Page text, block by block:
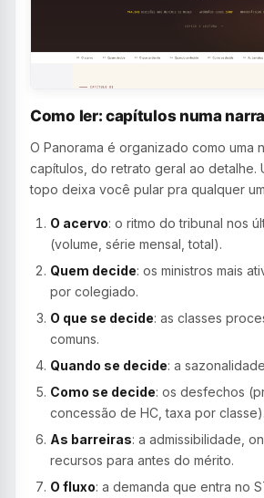
Como ler: capítulos numa
O Panorama é organizado como uma
capítulos, do retrato geral ao detalhe.
topo deixa você pular pra qualquer
O acervo: o ritmo do tribunal nos
(volume, série mensal, total).
Quem decide: os ministros mais
por colegiado.
O que se decide: as classes
comuns.
Quando se decide: a
Como se decide: os desfechos
concessão de HC, taxa por classe).
As barreiras: a admissibilidade,
recursos para antes do mérito.
O fluxo: a demanda que entra no